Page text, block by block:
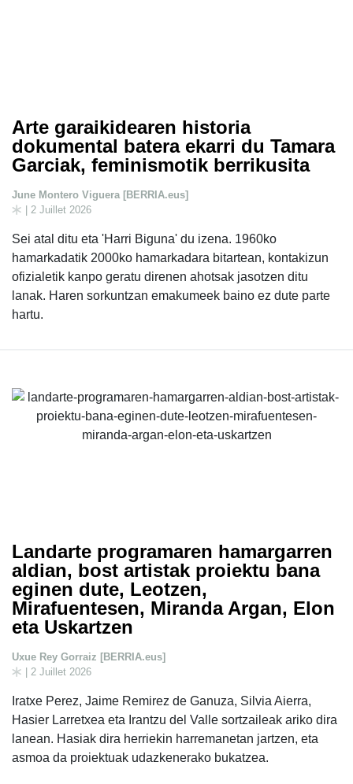
Arte garaikidearen historia
dokumental batera ekarri du Tamara
Garciak, feminismotik berrikusita
June Montero Viguera [BERRIA.eus]
| 2 Juillet 2026
Sei atal ditu eta 'Harri Biguna' du izena. 1960ko
hamarkadatik 2000ko hamarkadara bitartean, kontakizun
ofizialetik kanpo geratu direnen ahotsak jasotzen ditu
lanak. Haren sorkuntzan emakumeek baino ez dute parte
hartu.
Landarte programaren hamargarren
aldian, bost artistak proiektu bana
eginen dute, Leotzen,
Mirafuentesen, Miranda Argan, Elon
eta Uskartzen
Uxue Rey Gorraiz [BERRIA.eus]
| 2 Juillet 2026
Iratxe Perez, Jaime Remirez de Ganuza, Silvia Aierra,
Hasier Larretxea eta Irantzu del Valle sortzaileak ariko dira
lanean. Hasiak dira herriekin harremanetan jartzen, eta
asmoa da proiektuak udazkenerako bukatzea.